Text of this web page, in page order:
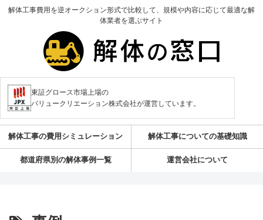
解体工事費用を逆オークション形式で比較して、規模や内容に応じて最適な解
体業者を選ぶサイト
東証グロース市場上場の
バリュークリエーション株式会社が運営しています。
解体工事の費用シミュレーション 解体工事についての基礎知識
都道府県別の解体事例一覧 運営会社について